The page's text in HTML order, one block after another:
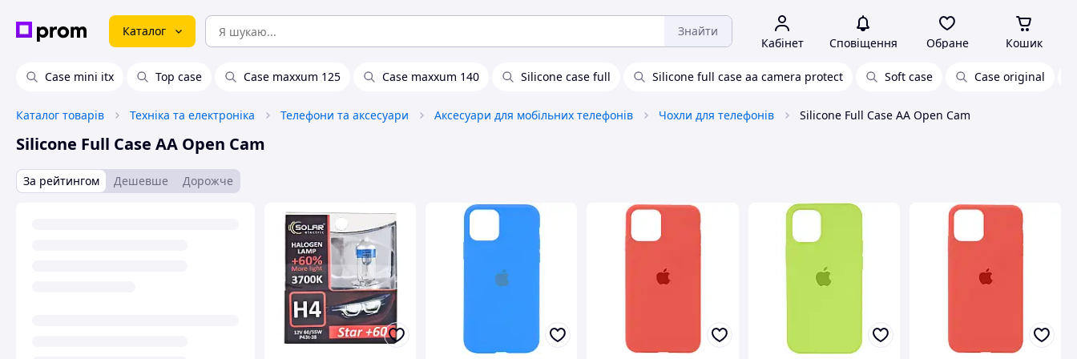
Каталог Знайти
Кабінет Сповіщення Обране Кошик
Case mini itx Top case Case maxxum 125 Case maxxum 140 Silicone case full Silicone full case aa camera protect Soft case Case original
Каталог товарів Техніка та електроніка Телефони та аксесуари Аксесуари для мобільних телефонів Чохли для телефонів Silicone Full Case AA Open Cam
Silicone Full Case AA Open Cam
За рейтингом Дешевше Дорожче